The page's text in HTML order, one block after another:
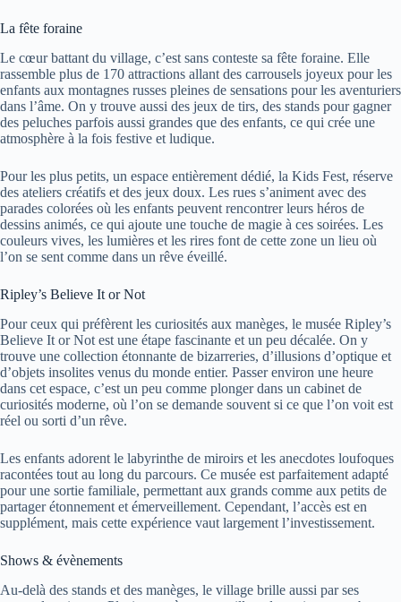
La fête foraine
Le cœur battant du village, c’est sans conteste sa fête foraine. Elle
rassemble plus de 170 attractions allant des carrousels joyeux pour les
enfants aux montagnes russes pleines de sensations pour les aventuriers
dans l’âme. On y trouve aussi des jeux de tirs, des stands pour gagner
des peluches parfois aussi grandes que des enfants, ce qui crée une
atmosphère à la fois festive et ludique.
Pour les plus petits, un espace entièrement dédié, la Kids Fest, réserve
des ateliers créatifs et des jeux doux. Les rues s’animent avec des
parades colorées où les enfants peuvent rencontrer leurs héros de
dessins animés, ce qui ajoute une touche de magie à ces soirées. Les
couleurs vives, les lumières et les rires font de cette zone un lieu où
l’on se sent comme dans un rêve éveillé.
Ripley’s Believe It or Not
Pour ceux qui préfèrent les curiosités aux manèges, le musée Ripley’s
Believe It or Not est une étape fascinante et un peu décalée. On y
trouve une collection étonnante de bizarreries, d’illusions d’optique et
d’objets insolites venus du monde entier. Passer environ une heure
dans cet espace, c’est un peu comme plonger dans un cabinet de
curiosités moderne, où l’on se demande souvent si ce que l’on voit est
réel ou sorti d’un rêve.
Les enfants adorent le labyrinthe de miroirs et les anecdotes loufoques
racontées tout au long du parcours. Ce musée est parfaitement adapté
pour une sortie familiale, permettant aux grands comme aux petits de
partager étonnement et émerveillement. Cependant, l’accès est en
supplément, mais cette expérience vaut largement l’investissement.
Shows & évènements
Au-delà des stands et des manèges, le village brille aussi par ses